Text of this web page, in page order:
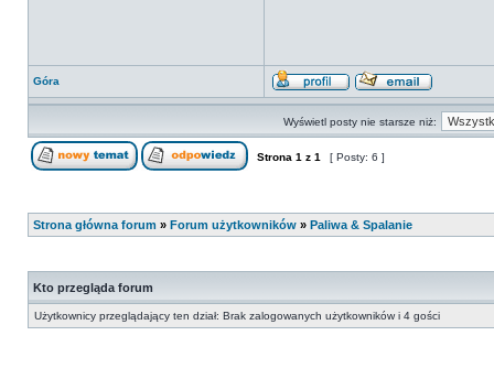
Góra
Wyświetl posty nie starsze niż:
Strona 1 z 1 [ Posty: 6 ]
Strona główna forum » Forum użytkowników » Paliwa & Spalanie
Kto przegląda forum
Użytkownicy przeglądający ten dział: Brak zalogowanych użytkowników i 4 gości